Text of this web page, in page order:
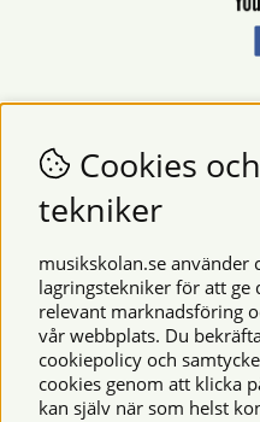
Vill du få nyheter och
Säkra
Cookies
tekniker
musikskolan.se använder
lagringstekniker för att ge
relevant marknadsföring
vår webbplats. Du
cookiepolicy och
cookies genom att klicka
kan själv när som helst